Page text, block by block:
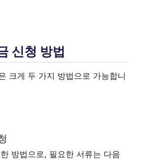
신청 방법
크게 두 가지 방법으로 가능합니
방법으로, 필요한 서류는 다음